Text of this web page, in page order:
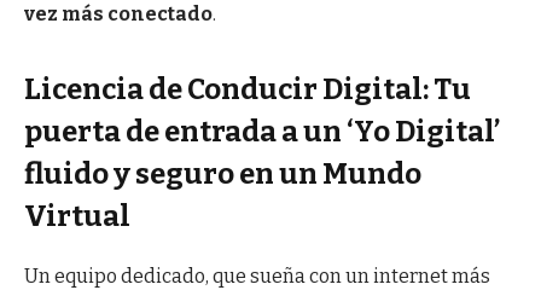
vez más conectado.
Licencia de Conducir Digital: Tu
puerta de entrada a un ‘Yo Digital’
fluido y seguro en un Mundo
Virtual
Un equipo dedicado, que sueña con un internet más